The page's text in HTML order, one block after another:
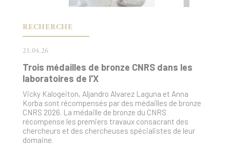
RECHERCHE
21.04.26
Trois médailles de bronze CNRS dans les
laboratoires de l'X
Vicky Kalogeiton, Aljandro Alvarez Laguna et Anna
Korba sont récompensés par des médailles de bronze
CNRS 2026. La médaille de bronze du CNRS
récompense les premiers travaux consacrant des
chercheurs et des chercheuses spécialistes de leur
domaine.